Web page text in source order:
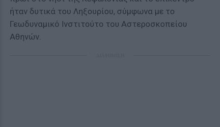
ήταν δυτικά του Ληξουρίου, σύμφωνα με το
Γεωδυναμικό Ινστιτούτο του Αστεροσκοπείου
Αθηνών.